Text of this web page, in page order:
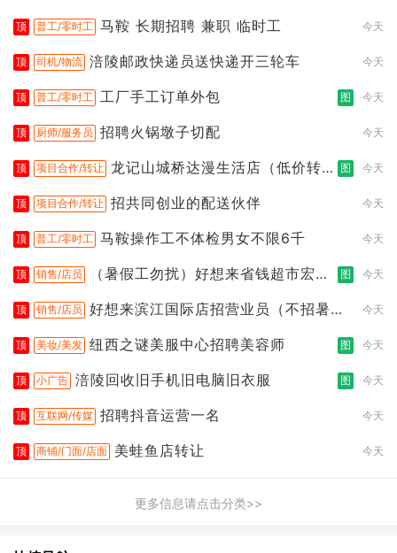
顶 普工/零时工 马鞍 长期招聘 兼职 临时工 今天
顶 司机/物流 涪陵邮政快递员送快递开三轮车 今天
顶 普工/零时工 工厂手工订单外包 图 今天
顶 厨师/服务员 招聘火锅墩子切配 今天
顶 项目合作/转让 龙记山城桥达漫生活店（低价转
图 今天
顶 项目合作/转让 招共同创业的配送伙伴 今天
顶 普工/零时工 马鞍操作工不体检男女不限6千 今天
顶 销售/店员
（暑假工勿扰）好想来省钱超市宏声
图 今天
顶 销售/店员 好想来滨江国际店招营业员（不招暑假
今天
顶 美妆/美发 纽西之谜美服中心招聘美容师 图 今天
顶 小广告 涪陵回收旧手机旧电脑旧衣服 图 今天
顶 互联网/传媒 招聘抖音运营一名 今天
顶 商铺/门面/店面 美蛙鱼店转让 今天
更多信息请点击分类>>